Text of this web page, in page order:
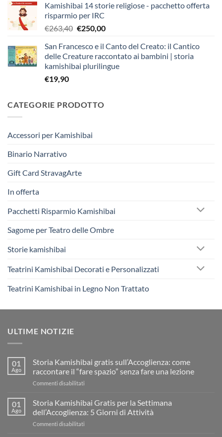
originale
era:
€403,90.
attuale
€383,00.
Kamishibai 14 storie religiose - pacchetto offerta
risparmio per IRC
€263,40 Il
originale
era:
€263,40.
€250,00Il
attuale
è:
€250,00.
San Francesco e il Canto del Creato: il Cantico
delle Creature raccontato ai bambini | storia
kamishibai plurilingue
€19,90
CATEGORIE PRODOTTO
Accessori per Kamishibai
Binario Narrativo
Gift Card StravagArte
In offerta
Pacchetti Risparmio Kamishibai
Sagome per Teatro delle Ombre
Storie kamishibai
Teatrini Kamishibai Decorati e Personalizzati
Teatrini Kamishibai in Legno Non Trattato
ULTIME NOTIZIE
01
Ago
Storia Kamishibai gratis sull’Accoglienza: come
raccontare il “fare spazio” senza fare una lezione
Commenti disabilitati
Kamishibai
gratis
sull’Accoglienza:
01
Ago
Storia Kamishibai Gratis per la Settimana
dell’Accoglienza: 5 Giorni di Attività
Commenti disabilitati